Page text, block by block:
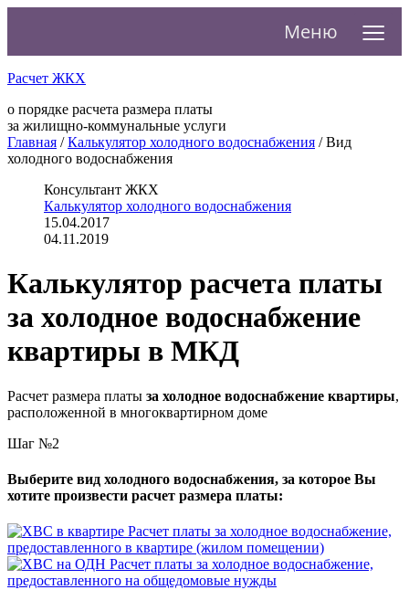
Меню ≡
Расчет ЖКХ
о порядке расчета размера платы
за жилищно-коммунальные услуги
Главная /Калькулятор холодного водоснабжения /Вид
холодного водоснабжения
Консультант ЖКХ
Калькулятор холодного водоснабжения
15.04.2017
04.11.2019
Калькулятор расчета платы
за холодное водоснабжение
квартиры в МКД
Расчет размера платы за холодное водоснабжение квартиры,
расположенной в многоквартирном доме
Шаг №2
Выберите вид холодного водоснабжения, за которое Вы
хотите произвести расчет размера платы:
Расчет платы за холодное водоснабжение,
предоставленного в квартире (жилом помещении)
Расчет платы за холодное водоснабжение,
предоставленного на общедомовые нужды